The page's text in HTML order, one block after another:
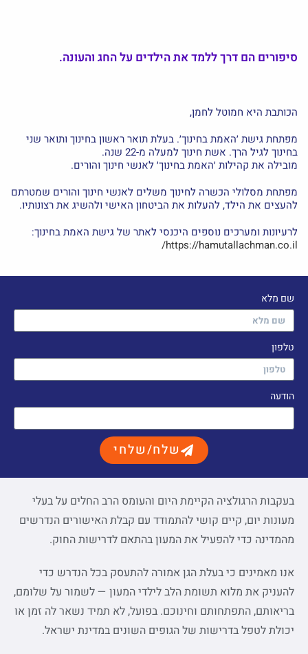
סיפורים הם דרך ללמד את הילדים על החג והעונה.
הכותבת היא חמוטל לחמן,
מפתחת גישת ׳האמת בחינוך׳. בעלת תואר ראשון בחינוך ותואר שני
בחינוך לגיל הרך. אשת חינוך למעלה מ-22 שנה.
מובילה את קהילות ׳האמת בחינוך׳ לאנשי חינוך והורים.
מפתחת מסלולי הכשרה לחינוך משלים לאנשי חינוך והורים שמטרתם
להעצים את הילד, להעלות את הביטחון האישי ולהשיג את רצונותיו.
לרעיונות ומערכים נוספים היכנסי לאתר של גישת האמת בחינוך:
https://hamutallachman.co.il/
שם מלא
טלפון
הודעה
שלח/שלחי
בעקבות הרגולציה הקיימת היום והעומס הרב החלים על בעלי
מעונות יום, קיים קושי להתמודד עם קבלת האישורים הנדרשים
מהמדינה כדי להפעיל את המעון בהתאם לדרישות החוק.
אנו מאמינים כי בעלת הגן אמורה להתעסק בכל הנדרש כדי
להעניק את מלוא תשומת הלב לילדי המעון — לשמור על שלומם,
בריאותם, התפתחותם וחינוכם. בפועל, לא תמיד נשאר לה זמן או
יכולת לטפל בדרישות של הגופים השונים במדינת ישראל.